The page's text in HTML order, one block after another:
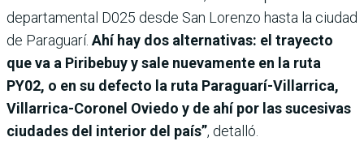
departamental D025 desde San Lorenzo hasta la ciudad
de Paraguarí. Ahí hay dos alternativas: el trayecto
que va a Piribebuy y sale nuevamente en la ruta
PY02, o en su defecto la ruta Paraguarí-Villarrica,
Villarrica-Coronel Oviedo y de ahí por las sucesivas
ciudades del interior del país”, detalló.